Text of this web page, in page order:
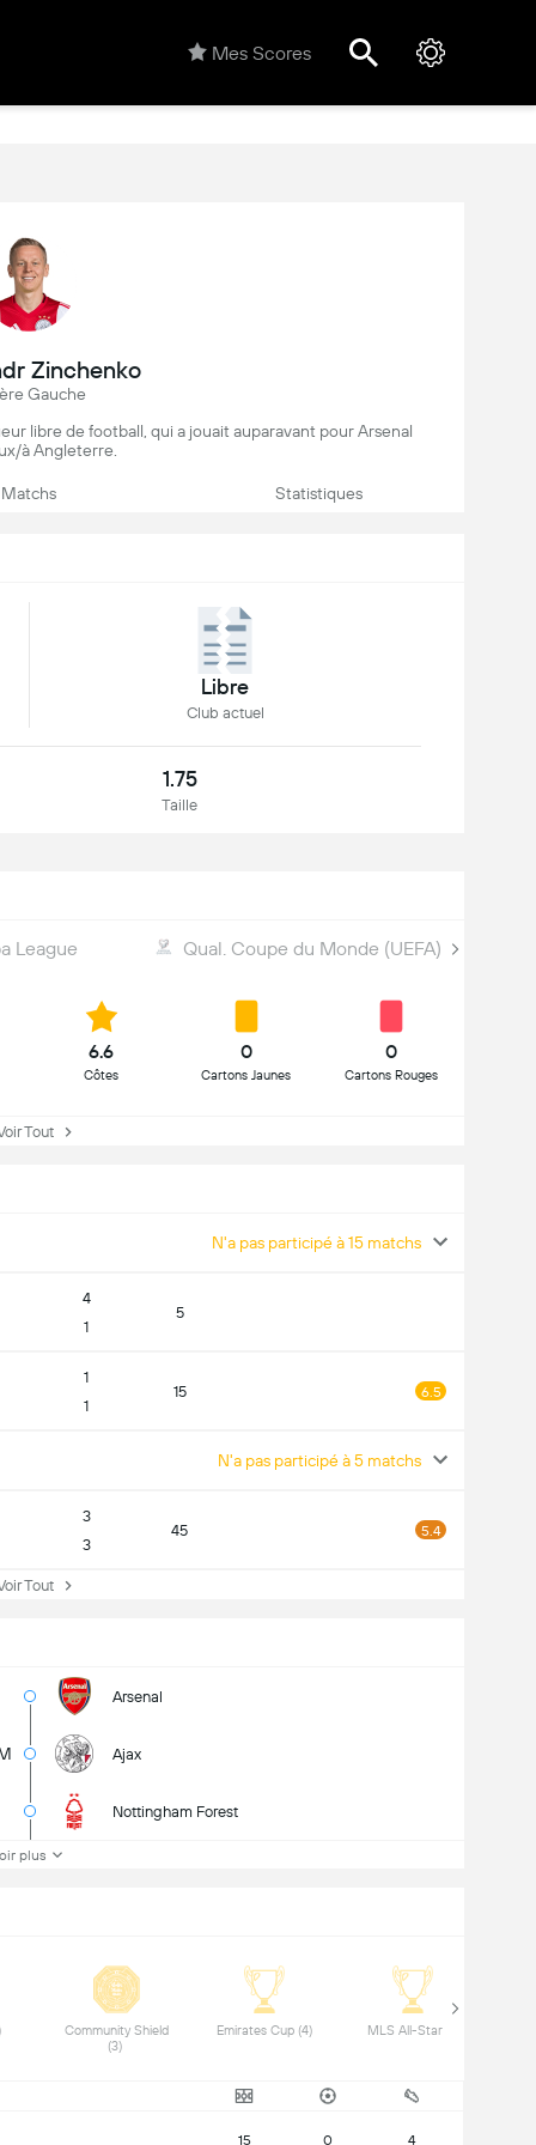
Mes Scores
Zinchenko
Gauche
libre de football, qui a jouait auparavant pour Arsenal
à Angleterre.
Matchs Statistiques
Libre
Club actuel
1.75
Taille
League Qual. Coupe du Monde (UEFA)
6.6
Côtes
0
Cartons Jaunes
0
Cartons Rouges
Tout
N'a pas participé à 15 matchs
4
1
5
1
1
15 6.5
N'a pas participé à 5 matchs
3
3
45 5.4
Tout
Arsenal
Ajax
Nottingham Forest
plus
Community Shield
(3)
15 0 4